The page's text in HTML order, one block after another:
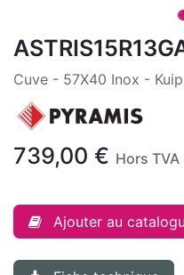
Cuve - 57X40 Inox - Kuip
739,00 € Hors TVA
Ajouter au